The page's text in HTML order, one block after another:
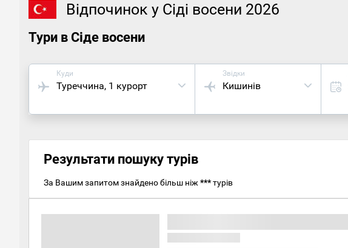
Відпочинок у Сіді восени 2026
Тури в Сіде восени
Куди
Туреччина, 1 курорт
Звідки
Кишинів
Результати пошуку турів
За Вашим запитом знайдено більш ніж ***турів